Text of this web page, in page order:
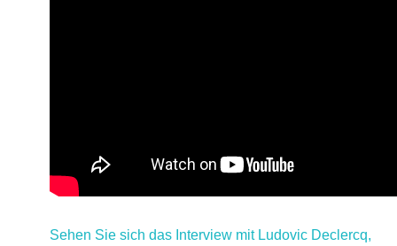
Sehen Sie sich das Interview mit Ludovic Declercq,